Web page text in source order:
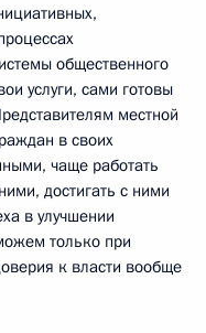
общественного
услуги, сами готовы
местной
в своих
чаще работать
достигать с ними
в улучшении
только при
к власти вообще